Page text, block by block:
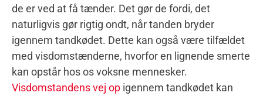
de er ved at få tænder. Det gør de fordi, det
naturligvis gør rigtig ondt, når tanden bryder
igennem tandkødet. Dette kan også være tilfældet
med visdomstænderne, hvorfor en lignende smerte
kan opstår hos os voksne mennesker.
Visdomstandens vej op igennem tandkødet kan